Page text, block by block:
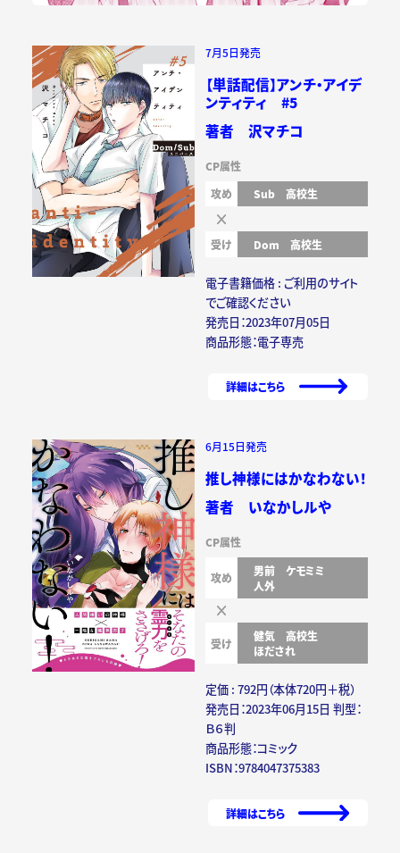
7月5日発売
【単話配信】アンチ・アイデ
ンティティ #5
著者 沢マチコ
CP属性
攻め
Sub 高校生
受け Dom 高校生
電子書籍価格 : ご利用のサイト
でご確認ください
発売日：2023年07月05日
商品形態：電子専売
詳細はこちら
6月15日発売
推し神様にはかなわない！
著者 いなかしルや
CP属性
攻め 男前
ケモミミ
人外
受け 健気
高校生
ほだされ
定価 : 792円（本体720円＋税）
発売日：2023年06月15日 判型：
Ｂ６判
商品形態：コミック
ISBN：9784047375383
詳細はこちら